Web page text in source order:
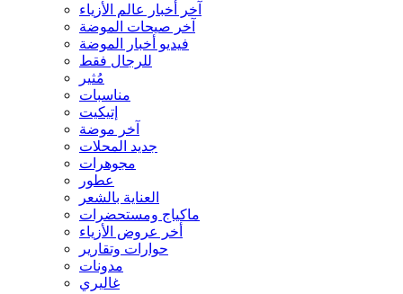
آخر أخبار عالم الأزياء
آخر صيحات الموضة
فيديو أخبار الموضة
للرجال فقط
مُثير
مناسبات
إتيكيت
آخر موضة
جديد المحلات
مجوهرات
عطور
العناية بالشعر
ماكياج ومستحضرات
أخر عروض الأزياء
حوارات وتقارير
مدونات
غاليري